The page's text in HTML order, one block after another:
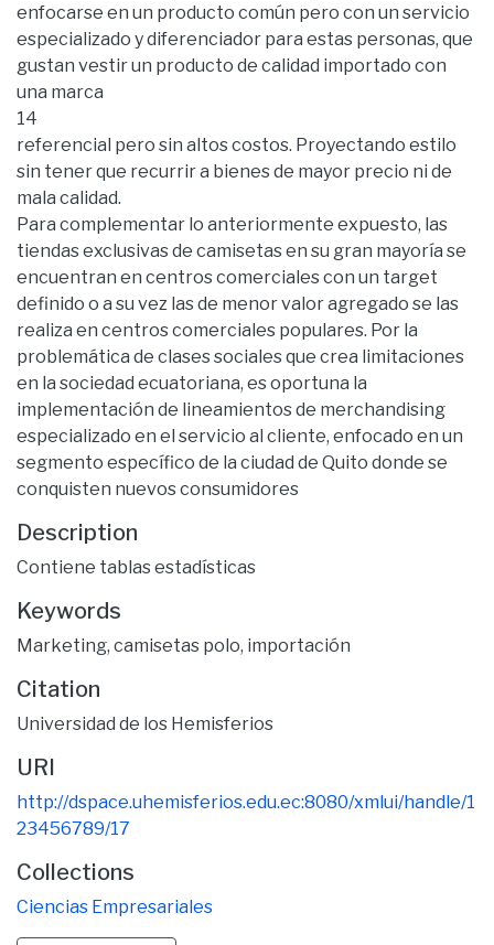
enfocarse en un producto común pero con un servicio
especializado y diferenciador para estas personas, que
gustan vestir un producto de calidad importado con
una marca
14
referencial pero sin altos costos. Proyectando estilo
sin tener que recurrir a bienes de mayor precio ni de
mala calidad.
Para complementar lo anteriormente expuesto, las
tiendas exclusivas de camisetas en su gran mayoría se
encuentran en centros comerciales con un target
definido o a su vez las de menor valor agregado se las
realiza en centros comerciales populares. Por la
problemática de clases sociales que crea limitaciones
en la sociedad ecuatoriana, es oportuna la
implementación de lineamientos de merchandising
especializado en el servicio al cliente, enfocado en un
segmento específico de la ciudad de Quito donde se
conquisten nuevos consumidores
Description
Contiene tablas estadísticas
Keywords
Marketing, camisetas polo, importación
Citation
Universidad de los Hemisferios
URI
http://dspace.uhemisferios.edu.ec:8080/xmlui/handle/1
23456789/17
Collections
Ciencias Empresariales